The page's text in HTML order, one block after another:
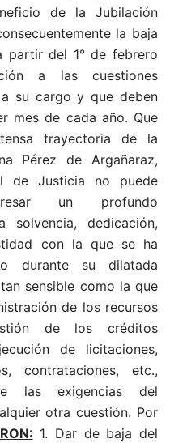
de la Jubilación
la baja
partir del 1° de febrero
a las cuestiones
su cargo y que deben
mes de cada año. Que
trayectoria de la
Pérez de Argañaraz,
de Justicia no puede
un profundo
solvencia, dedicación,
con la que se ha
durante su dilatada
sensible como la que
de los recursos
de los créditos
de licitaciones,
contrataciones, etc.,
las exigencias del
otra cuestión. Por
1. Dar de baja del